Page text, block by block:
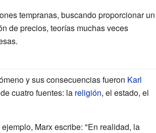
tempranas, buscando proporcionar un
de precios, teorías muchas veces
y sus consecuencias fueron Karl
cuatro fuentes: la religión, el estado, el
Marx escribe: "En realidad, la